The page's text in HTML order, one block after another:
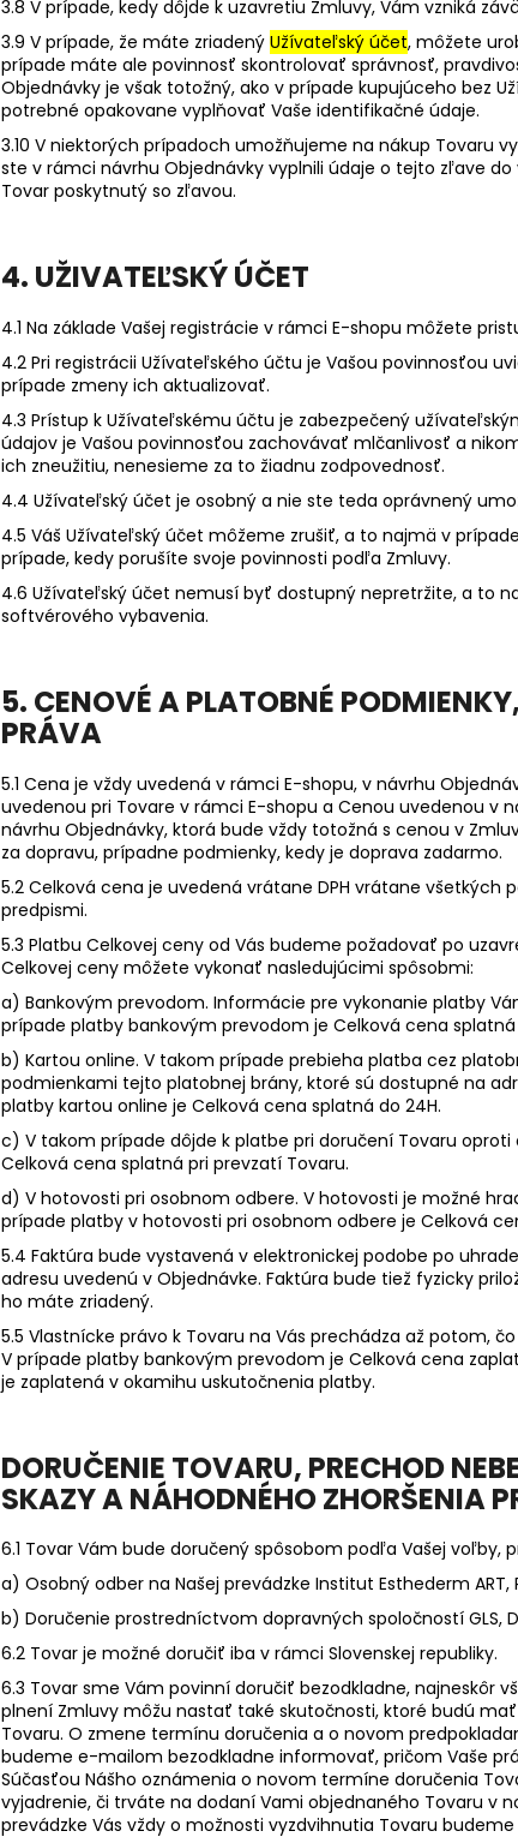
3.8 V prípade, kedy dôjde k uzavretiu Zmluvy, Vám vzniká
3.9 V prípade, že máte zriadený Užívateľský účet, môžete
prípade máte ale povinnosť skontrolovať správnosť,
Objednávky je však totožný, ako v prípade kupujúceho bez
potrebné opakovane vyplňovať Vaše identifikačné údaje.
3.10 V niektorých prípadoch umožňujeme na nákup Tovaru
ste v rámci návrhu Objednávky vyplnili údaje o tejto zľave
Tovar poskytnutý so zľavou.
4. UŽIVATEĽSKÝ ÚČET
4.1 Na základe Vašej registrácie v rámci E-shopu môžete
4.2 Pri registrácii Užívateľského účtu je Vašou povinnosťou
prípade zmeny ich aktualizovať.
4.3 Prístup k Užívateľskému účtu je zabezpečený
údajov je Vašou povinnosťou zachovávať mlčanlivosť a
ich zneužitiu, nenesieme za to žiadnu zodpovednosť.
4.4 Užívateľský účet je osobný a nie ste teda oprávnený
4.5 Váš Užívateľský účet môžeme zrušiť, a to najmä v
prípade, kedy porušíte svoje povinnosti podľa Zmluvy.
4.6 Užívateľský účet nemusí byť dostupný nepretržite, a to
softvérového vybavenia.
5. CENOVÉ A PLATOBNÉ PODMIENKY
PRÁVA
5.1 Cena je vždy uvedená v rámci E-shopu, v návrhu
uvedenou pri Tovare v rámci E-shopu a Cenou uvedenou v
návrhu Objednávky, ktorá bude vždy totožná s cenou v
za dopravu, prípadne podmienky, kedy je doprava zadarmo.
5.2 Celková cena je uvedená vrátane DPH vrátane
predpismi.
5.3 Platbu Celkovej ceny od Vás budeme požadovať po
Celkovej ceny môžete vykonať nasledujúcimi spôsobmi:
a) Bankovým prevodom. Informácie pre vykonanie platby
prípade platby bankovým prevodom je Celková cena
b) Kartou online. V takom prípade prebieha platba cez
podmienkami tejto platobnej brány, ktoré sú dostupné na
platby kartou online je Celková cena splatná do 24H.
c) V takom prípade dôjde k platbe pri doručení Tovaru
Celková cena splatná pri prevzatí Tovaru.
d) V hotovosti pri osobnom odbere. V hotovosti je možné
prípade platby v hotovosti pri osobnom odbere je Celková
5.4 Faktúra bude vystavená v elektronickej podobe po
adresu uvedenú v Objednávke. Faktúra bude tiež fyzicky
ho máte zriadený.
5.5 Vlastnícke právo k Tovaru na Vás prechádza až potom,
V prípade platby bankovým prevodom je Celková cena
je zaplatená v okamihu uskutočnenia platby.
DORUČENIE TOVARU, PRECHOD
SKAZY A NÁHODNÉHO ZHORŠENIA
6.1 Tovar Vám bude doručený spôsobom podľa Vašej
a) Osobný odber na Našej prevádzke Institut Esthederm ART,
b) Doručenie prostredníctvom dopravných spoločností GLS,
6.2 Tovar je možné doručiť iba v rámci Slovenskej republiky.
6.3 Tovar sme Vám povinní doručiť bezodkladne, najneskôr
plnení Zmluvy môžu nastať také skutočnosti, ktoré budú
Tovaru. O zmene termínu doručenia a o novom
budeme e-mailom bezodkladne informovať, pričom Vaše
Súčasťou Nášho oznámenia o novom termíne doručenia
vyjadrenie, či trváte na dodaní Vami objednaného Tovaru v
prevádzke Vás vždy o možnosti vyzdvihnutia Tovaru